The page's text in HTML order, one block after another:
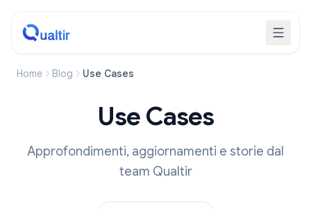
Home Blog Use Cases
Use Cases
Approfondimenti, aggiornamenti e storie dal
team Qualtir